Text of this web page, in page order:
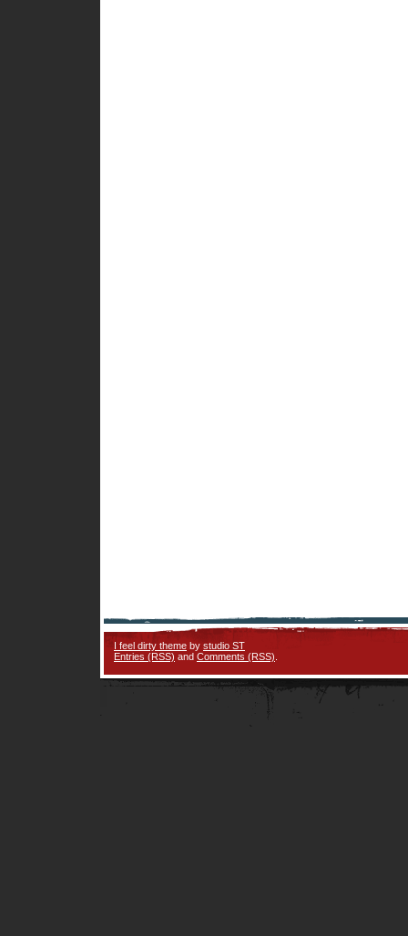
I feel dirty theme by studio ST
Entries (RSS) and Comments (RSS)